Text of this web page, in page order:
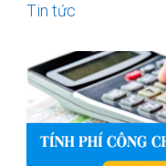
Tin tức